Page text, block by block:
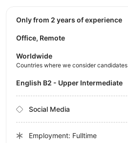
Only from 2 years of experience
Office, Remote
Worldwide
Countries where we consider candidates
English B2 - Upper Intermediate
Social Media
Employment: Fulltime